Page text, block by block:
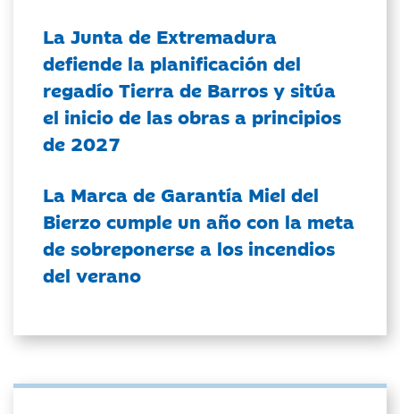
La Junta de Extremadura
defiende la planificación del
regadío Tierra de Barros y sitúa
el inicio de las obras a principios
de 2027
La Marca de Garantía Miel del
Bierzo cumple un año con la meta
de sobreponerse a los incendios
del verano